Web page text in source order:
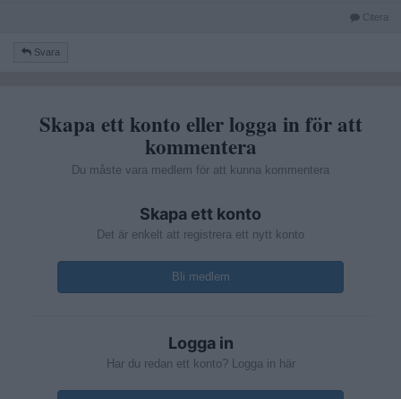
Citera
Svara
Skapa ett konto eller logga in för att
kommentera
Du måste vara medlem för att kunna kommentera
Skapa ett konto
Det är enkelt att registrera ett nytt konto
Bli medlem
Logga in
Har du redan ett konto? Logga in här